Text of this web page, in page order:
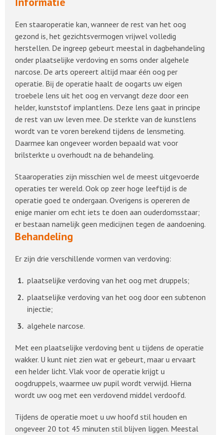
Een staaroperatie kan, wanneer de rest van het oog
gezond is, het gezichtsvermogen vrijwel volledig
herstellen. De ingreep gebeurt meestal in dagbehandeling
onder plaatselijke verdoving en soms onder algehele
narcose. De arts opereert altijd maar één oog per
operatie. Bij de operatie haalt de oogarts uw eigen
troebele lens uit het oog en vervangt deze door een
helder, kunststof implantlens. Deze lens gaat in principe
de rest van uw leven mee. De sterkte van de kunstlens
wordt van te voren berekend tijdens de lensmeting.
Daarmee kan ongeveer worden bepaald wat voor
brilsterkte u overhoudt na de behandeling.
Staaroperaties zijn misschien wel de meest uitgevoerde
operaties ter wereld. Ook op zeer hoge leeftijd is de
operatie goed te ondergaan. Overigens is opereren de
enige manier om echt iets te doen aan ouderdomsstaar;
er bestaan namelijk geen medicijnen tegen de aandoening.
Behandeling
Er zijn drie verschillende vormen van verdoving:
plaatselijke verdoving van het oog met druppels;
plaatselijke verdoving van het oog door een subtenon
injectie;
algehele narcose.
Met een plaatselijke verdoving bent u tijdens de operatie
wakker. U kunt niet zien wat er gebeurt, maar u ervaart
een helder licht. Vlak voor de operatie krijgt u
oogdruppels, waarmee uw pupil wordt verwijd. Hierna
wordt uw oog met een verdovend middel verdoofd.
Tijdens de operatie moet u uw hoofd stil houden en
ongeveer 20 tot 45 minuten stil blijven liggen. Meestal